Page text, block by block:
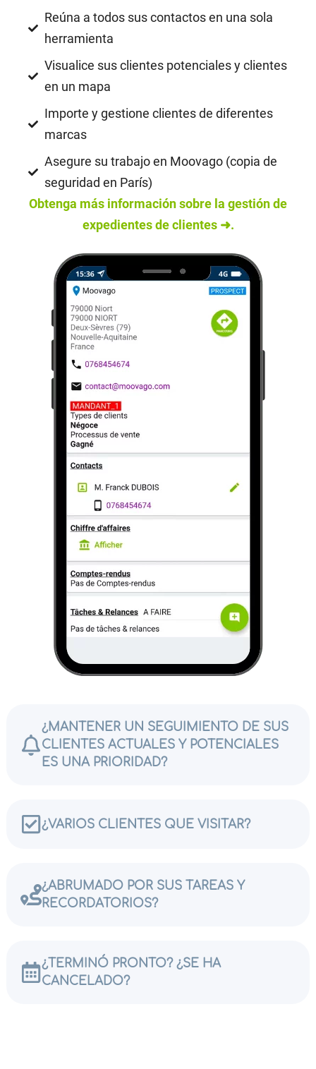
¿MANTENER UN SEGUIMIENTO DE SUS
CLIENTES ACTUALES Y POTENCIALES
ES UNA PRIORIDAD?
¿VARIOS CLIENTES QUE VISITAR?
¿ABRUMADO POR SUS TAREAS Y
RECORDATORIOS?
¿TERMINÓ PRONTO? ¿SE HA
CANCELADO?
Reúna a todos sus contactos en una sola
herramienta
Visualice sus clientes potenciales y clientes
en un mapa
Importe y gestione clientes de diferentes
marcas
Asegure su trabajo en Moovago (copia de
seguridad en París)
Obtenga más información sobre la gestión de
expedientes de clientes ➜.